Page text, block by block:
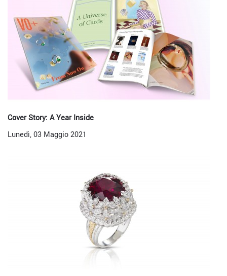
Cover Story: A Year Inside
Lunedì, 03 Maggio 2021